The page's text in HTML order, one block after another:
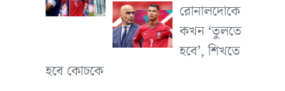
রোনালদোকে
কখন ‘তুলতে
হবে’, শিখতে
হবে কোচকে